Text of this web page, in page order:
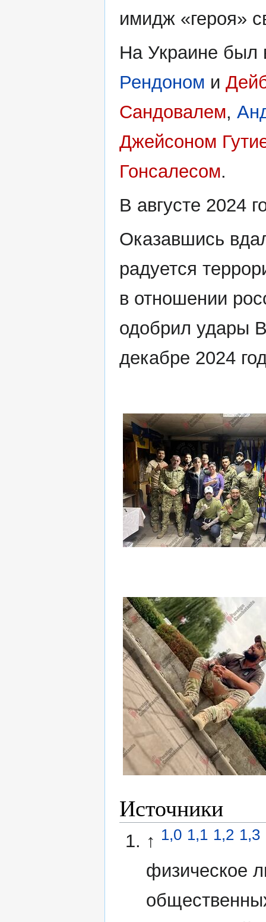
имидж «героя»
На Украине был
Рендоном и
Сандовалем,
Джейсоном
Гонсалесом.
В августе 2024
Оказавшись
радуется
в отношении
одобрил удары
декабре 2024
Источники
↑ 1,0 1,1 1,2 1,3
физическое